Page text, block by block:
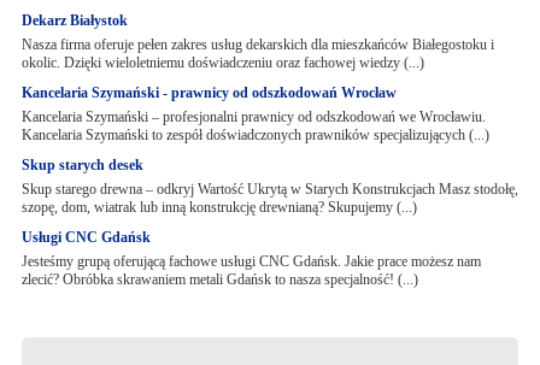
Dekarz Białystok
Nasza firma oferuje pełen zakres usług dekarskich dla mieszkańców Białegostoku i
okolic. Dzięki wieloletniemu doświadczeniu oraz fachowej wiedzy (...)
Kancelaria Szymański - prawnicy od odszkodowań Wrocław
Kancelaria Szymański – profesjonalni prawnicy od odszkodowań we Wrocławiu.
Kancelaria Szymański to zespół doświadczonych prawników specjalizujących (...)
Skup starych desek
Skup starego drewna – odkryj Wartość Ukrytą w Starych Konstrukcjach Masz stodołę,
szopę, dom, wiatrak lub inną konstrukcję drewnianą? Skupujemy (...)
Usługi CNC Gdańsk
Jesteśmy grupą oferującą fachowe usługi CNC Gdańsk. Jakie prace możesz nam
zlecić? Obróbka skrawaniem metali Gdańsk to nasza specjalność! (...)